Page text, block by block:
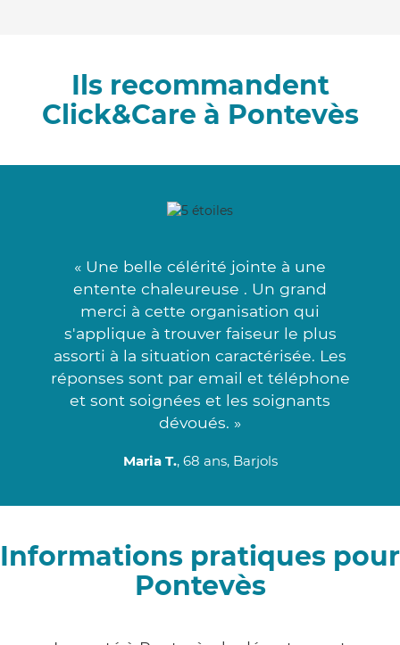
Ils recommandent
Click&Care à Pontevès
« Une belle célérité jointe à une
entente chaleureuse . Un grand
merci à cette organisation qui
s'applique à trouver faiseur le plus
assorti à la situation caractérisée. Les
réponses sont par email et téléphone
et sont soignées et les soignants
dévoués. »
Maria T., 68 ans, Barjols
Informations pratiques pour
Pontevès